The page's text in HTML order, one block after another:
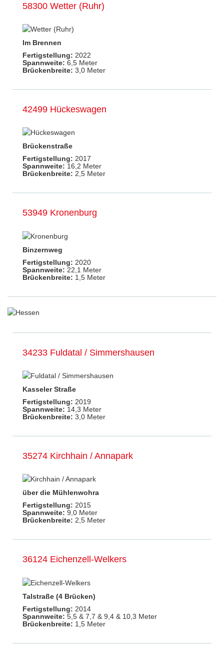
58300 Wetter (Ruhr)
Im Brennen
Fertigstellung: 2022
Spannweite: 6,5 Meter
Brückenbreite: 3,0 Meter
42499 Hückeswagen
Brückenstraße
Fertigstellung: 2017
Spannweite: 16,2 Meter
Brückenbreite: 2,5 Meter
53949 Kronenburg
Binzernweg
Fertigstellung: 2020
Spannweite: 22,1 Meter
Brückenbreite: 1,5 Meter
34233 Fuldatal / Simmershausen
Kasseler Straße
Fertigstellung: 2019
Spannweite: 14,3 Meter
Brückenbreite: 3,0 Meter
35274 Kirchhain / Annapark
über die Mühlenwohra
Fertigstellung: 2015
Spannweite: 9,0 Meter
Brückenbreite: 2,5 Meter
36124 Eichenzell-Welkers
Talstraße (4 Brücken)
Fertigstellung: 2014
Spannweite: 5,5 & 7,7 & 9,4 & 10,3 Meter
Brückenbreite: 1,5 Meter